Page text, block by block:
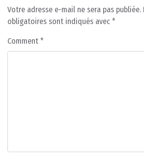
Votre adresse e-mail ne sera pas publiée.
obligatoires sont indiqués avec *
Comment *